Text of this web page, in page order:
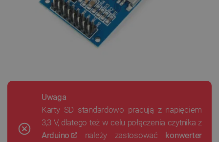
Uwaga
Karty SD standardowo pracują z napięciem
3,3 V, dlatego też w celu połączenia czytnika z
Arduino
należy zastosować konwerter